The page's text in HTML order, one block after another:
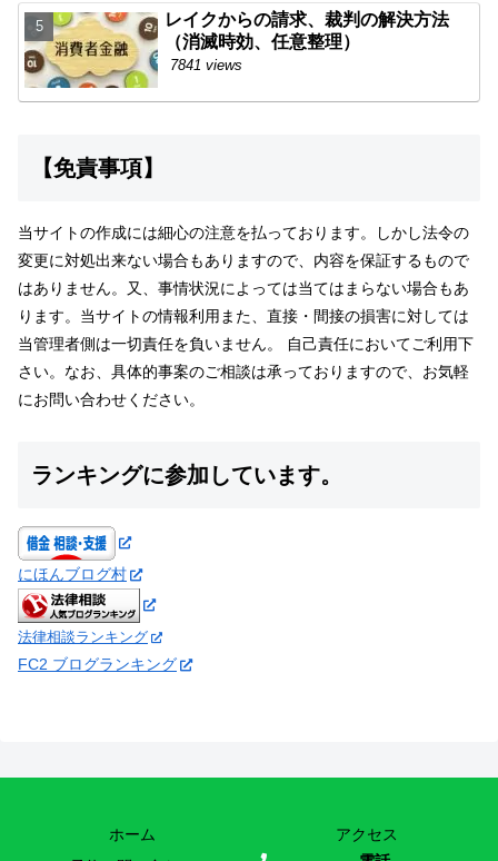
レイクからの請求、裁判の解決方法
（消滅時効、任意整理）
7841 views
【免責事項】
当サイトの作成には細心の注意を払っております。しかし法令の
変更に対処出来ない場合もありますので、内容を保証するもので
はありません。又、事情状況によっては当てはまらない場合もあ
ります。当サイトの情報利用また、直接・間接の損害に対しては
当管理者側は一切責任を負いません。 自己責任においてご利用下
さい。なお、具体的事案のご相談は承っておりますので、お気軽
にお問い合わせください。
ランキングに参加しています。
にほんブログ村
法律相談ランキング
FC2 ブログランキング
ホーム
アクセス